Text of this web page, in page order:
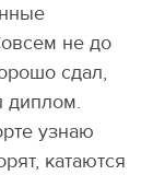
не до
сдал,
диплом.
узнаю
катаются